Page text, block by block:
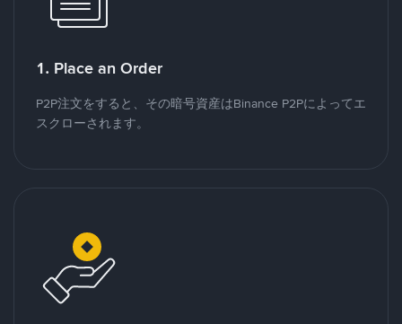
1. Place an Order
P2P注文をすると、その暗号資産はBinance P2Pによってエ
スクローされます。